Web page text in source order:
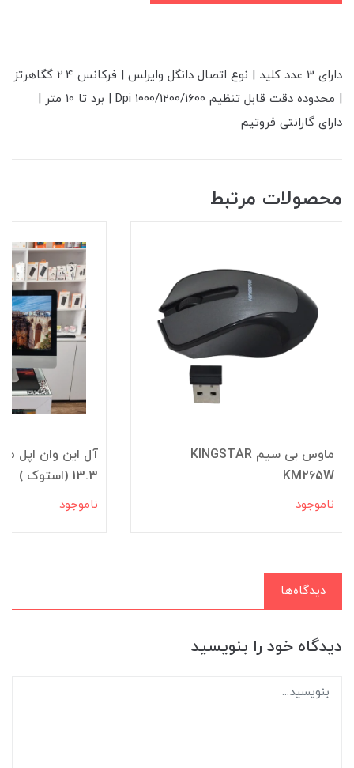
دارای 3 عدد کلید | نوع اتصال دانگل وایرلس | فرکانس 2.4 گگاهرتز
| محدوده دقت قابل تنظیم 1000/1200/1600 Dpi | برد تا 10 متر |
دارای گارانتی فروتیم
محصولات مرتبط
ماوس بی سیم KINGSTAR
KM265W
ناموجود
13.3 (استوک )
ناموجود
دیدگاه‌ها
دیدگاه خود را بنویسید